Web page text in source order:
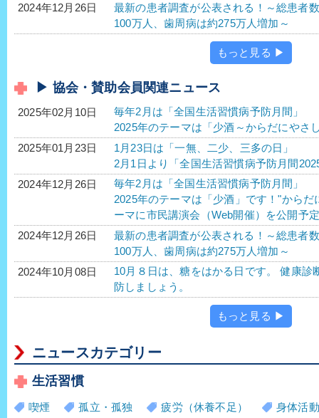
2024年12月26日
最新の患者調査が公表される！～総患者
100万人、歯周病は約275万人増加～
もっと見る ▶
▶ 協会・賛助会員関連ニュース
2025年02月10日
毎年2月は「全国生活習慣病予防月間」
2025年のテーマは「少酒～からだにやさ
2025年01月23日
1月23日は「一無、二少、三多の日」
2月1日より「全国生活習慣病予防月間
2024年12月26日
毎年2月は「全国生活習慣病予防月間」
2025年のテーマは「少酒」です！"から
ーマに市民講演会（Web開催）を公開予定
2024年12月26日
最新の患者調査が公表される！～総患者
100万人、歯周病は約275万人増加～
2024年10月08日
10月８日は、糖をはかる日です。 健康
防しましょう。
もっと見る ▶
ニュースカテゴリー
生活習慣
喫煙 孤立・孤独 疲労（休養不足）
身体活